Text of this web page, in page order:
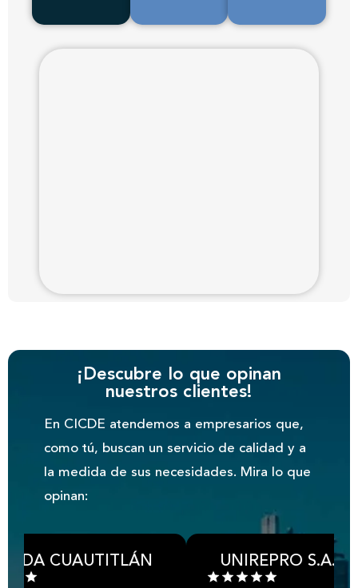
¡Descubre lo que opinan
nuestros clientes!
En CICDE atendemos a empresarios que,
como tú, buscan un servicio de calidad y a
la medida de sus necesidades. Mira lo que
opinan:
CUAUTITLÁN UNIREPRO S.A. DE